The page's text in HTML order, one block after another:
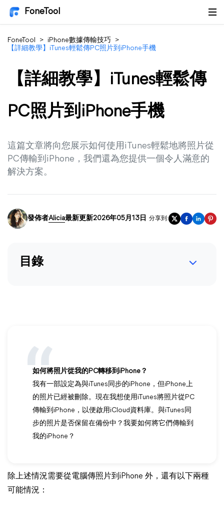
FoneTool
FoneTool > iPhone數據傳輸技巧
>
【詳細教學】iTunes輕鬆傳PC照片到iPhone手機
【詳細教學】iTunes輕鬆傳
PC照片到iPhone手機
這篇文章將向您展示如何使用iTunes輕鬆地將照片從
PC傳輸到iPhone，我們還為您提供一個令人滿意的
解決方案。
發佈者Alicia最新更新2026年05月13日 分享到:
目錄
如何將照片從我的PC轉移到iPhone？
我有一部設定為與iTunes同步的iPhone，但iPhone上
的照片已經被刪除。現在我想使用iTunes將照片從PC
傳輸到iPhone，以便啟用iCloud資料庫。與iTunes同
步的照片是否保留在備份中？我要如何將它們傳輸到
我的iPhone？
除上述情況需要從電腦傳照片到iPhone 外，還有以下兩種
可能情況：